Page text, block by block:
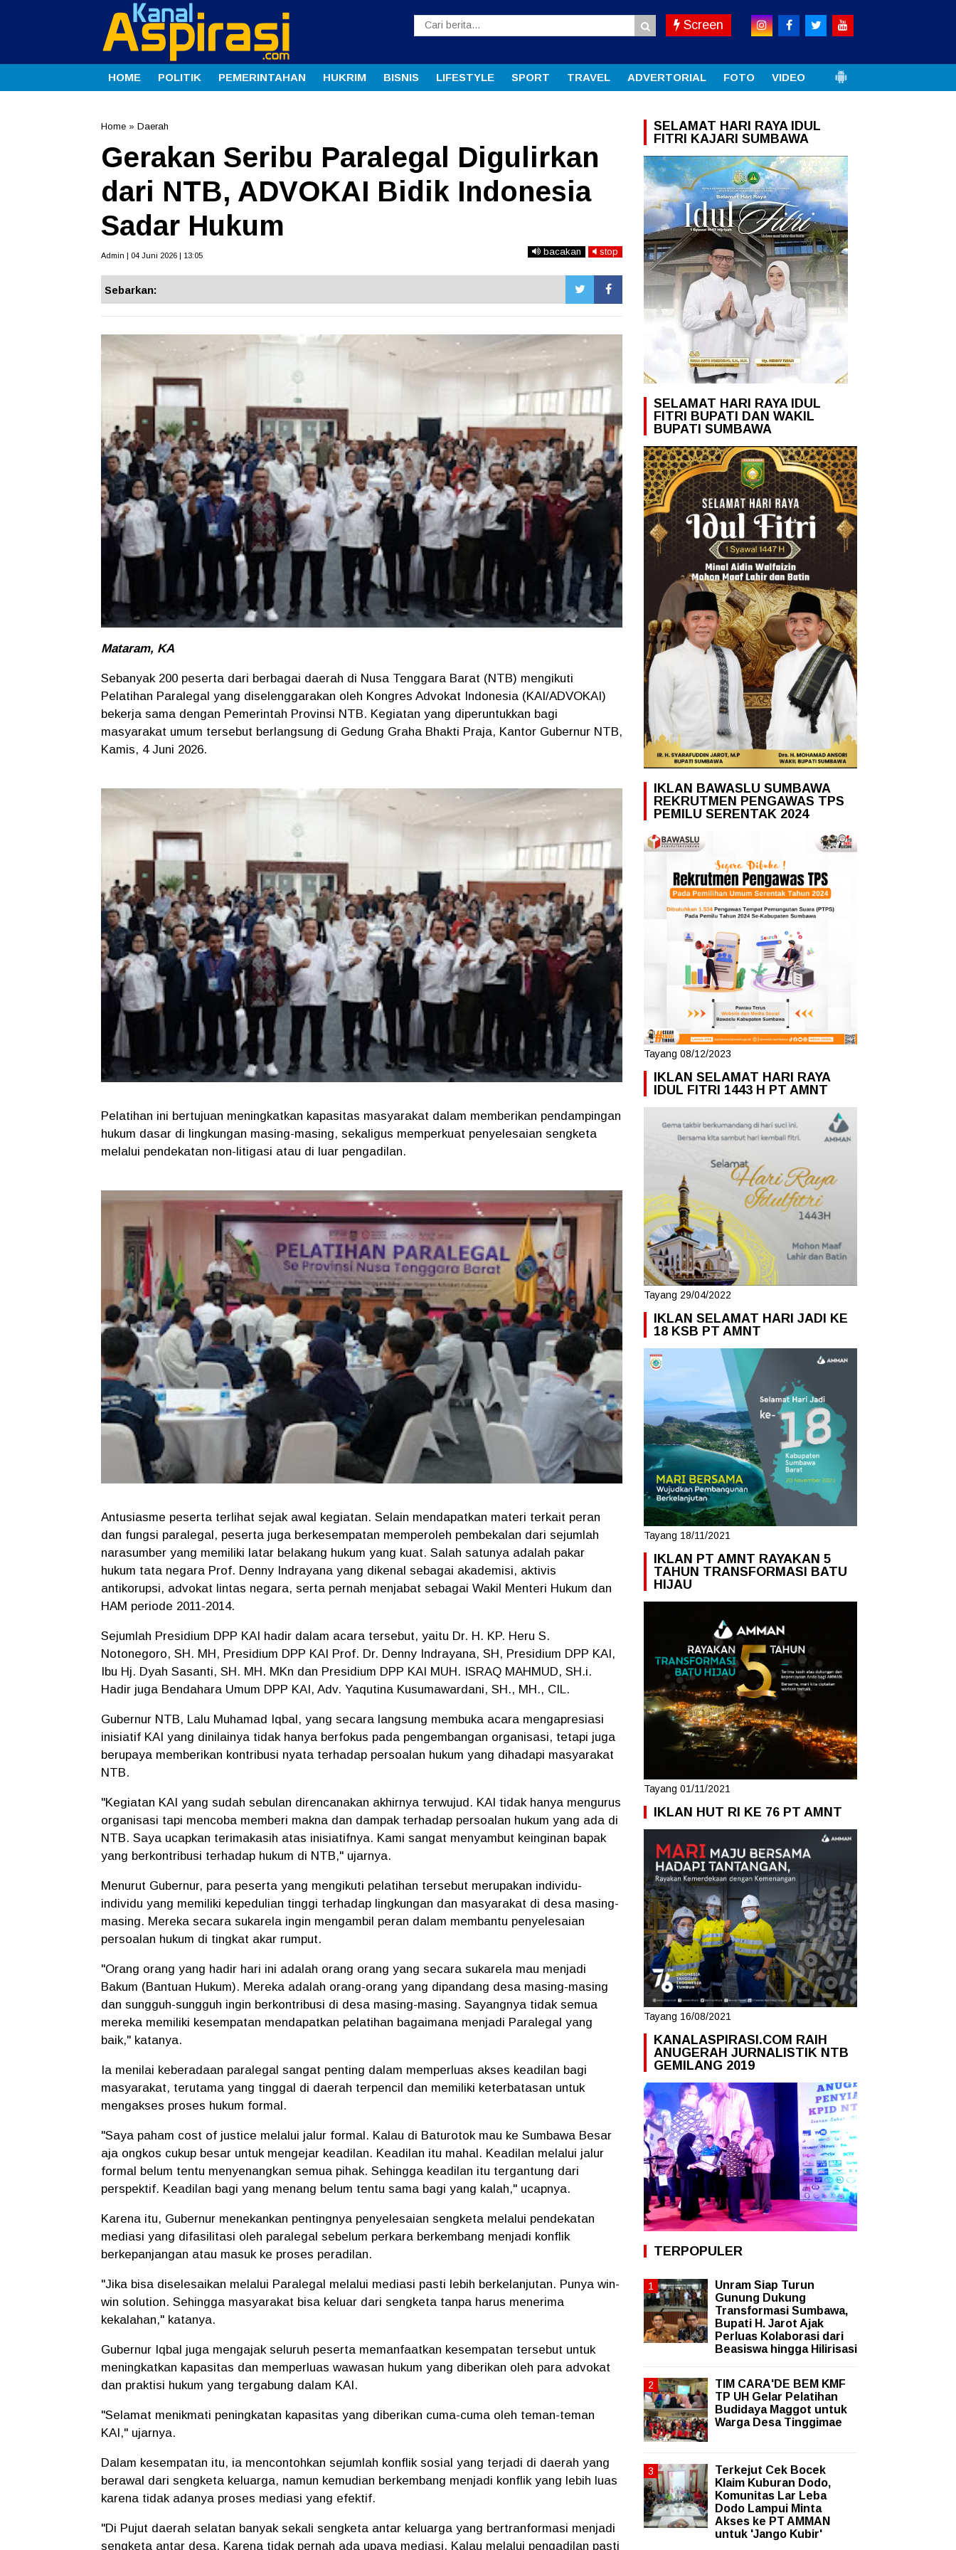
Screen
HOME POLITIK PEMERINTAHAN HUKRIM BISNIS LIFESTYLE SPORT TRAVEL ADVERTORIAL FOTO VIDEO
Home » Daerah
Gerakan Seribu Paralegal Digulirkan
dari NTB, ADVOKAI Bidik Indonesia
Sadar Hukum
Admin | 04 Juni 2026 | 13:05 bacakan stop
Sebarkan:
Mataram, KA
Sebanyak 200 peserta dari berbagai daerah di Nusa Tenggara Barat (NTB) mengikuti
Pelatihan Paralegal yang diselenggarakan oleh Kongres Advokat Indonesia (KAI/ADVOKAI)
bekerja sama dengan Pemerintah Provinsi NTB. Kegiatan yang diperuntukkan bagi
masyarakat umum tersebut berlangsung di Gedung Graha Bhakti Praja, Kantor Gubernur NTB,
Kamis, 4 Juni 2026.
Pelatihan ini bertujuan meningkatkan kapasitas masyarakat dalam memberikan pendampingan
hukum dasar di lingkungan masing-masing, sekaligus memperkuat penyelesaian sengketa
melalui pendekatan non-litigasi atau di luar pengadilan.
Antusiasme peserta terlihat sejak awal kegiatan. Selain mendapatkan materi terkait peran
dan fungsi paralegal, peserta juga berkesempatan memperoleh pembekalan dari sejumlah
narasumber yang memiliki latar belakang hukum yang kuat. Salah satunya adalah pakar
hukum tata negara Prof. Denny Indrayana yang dikenal sebagai akademisi, aktivis
antikorupsi, advokat lintas negara, serta pernah menjabat sebagai Wakil Menteri Hukum dan
HAM periode 2011-2014.
Sejumlah Presidium DPP KAI hadir dalam acara tersebut, yaitu Dr. H. KP. Heru S.
Notonegoro, SH. MH, Presidium DPP KAI Prof. Dr. Denny Indrayana, SH, Presidium DPP KAI,
Ibu Hj. Dyah Sasanti, SH. MH. MKn dan Presidium DPP KAI MUH. ISRAQ MAHMUD, SH.i.
Hadir juga Bendahara Umum DPP KAI, Adv. Yaqutina Kusumawardani, SH., MH., CIL.
Gubernur NTB, Lalu Muhamad Iqbal, yang secara langsung membuka acara mengapresiasi
inisiatif KAI yang dinilainya tidak hanya berfokus pada pengembangan organisasi, tetapi juga
berupaya memberikan kontribusi nyata terhadap persoalan hukum yang dihadapi masyarakat
NTB.
"Kegiatan KAI yang sudah sebulan direncanakan akhirnya terwujud. KAI tidak hanya mengurus
organisasi tapi mencoba memberi makna dan dampak terhadap persoalan hukum yang ada di
NTB. Saya ucapkan terimakasih atas inisiatifnya. Kami sangat menyambut keinginan bapak
yang berkontribusi terhadap hukum di NTB," ujarnya.
Menurut Gubernur, para peserta yang mengikuti pelatihan tersebut merupakan individu-
individu yang memiliki kepedulian tinggi terhadap lingkungan dan masyarakat di desa masing-
masing. Mereka secara sukarela ingin mengambil peran dalam membantu penyelesaian
persoalan hukum di tingkat akar rumput.
"Orang orang yang hadir hari ini adalah orang orang yang secara sukarela mau menjadi
Bakum (Bantuan Hukum). Mereka adalah orang-orang yang dipandang desa masing-masing
dan sungguh-sungguh ingin berkontribusi di desa masing-masing. Sayangnya tidak semua
mereka memiliki kesempatan mendapatkan pelatihan bagaimana menjadi Paralegal yang
baik," katanya.
Ia menilai keberadaan paralegal sangat penting dalam memperluas akses keadilan bagi
masyarakat, terutama yang tinggal di daerah terpencil dan memiliki keterbatasan untuk
mengakses proses hukum formal.
"Saya paham cost of justice melalui jalur formal. Kalau di Baturotok mau ke Sumbawa Besar
aja ongkos cukup besar untuk mengejar keadilan. Keadilan itu mahal. Keadilan melalui jalur
formal belum tentu menyenangkan semua pihak. Sehingga keadilan itu tergantung dari
perspektif. Keadilan bagi yang menang belum tentu sama bagi yang kalah," ucapnya.
Karena itu, Gubernur menekankan pentingnya penyelesaian sengketa melalui pendekatan
mediasi yang difasilitasi oleh paralegal sebelum perkara berkembang menjadi konflik
berkepanjangan atau masuk ke proses peradilan.
"Jika bisa diselesaikan melalui Paralegal melalui mediasi pasti lebih berkelanjutan. Punya win-
win solution. Sehingga masyarakat bisa keluar dari sengketa tanpa harus menerima
kekalahan," katanya.
Gubernur Iqbal juga mengajak seluruh peserta memanfaatkan kesempatan tersebut untuk
meningkatkan kapasitas dan memperluas wawasan hukum yang diberikan oleh para advokat
dan praktisi hukum yang tergabung dalam KAI.
"Selamat menikmati peningkatan kapasitas yang diberikan cuma-cuma oleh teman-teman
KAI," ujarnya.
Dalam kesempatan itu, ia mencontohkan sejumlah konflik sosial yang terjadi di daerah yang
berawal dari sengketa keluarga, namun kemudian berkembang menjadi konflik yang lebih luas
karena tidak adanya proses mediasi yang efektif.
"Di Pujut daerah selatan banyak sekali sengketa antar keluarga yang bertranformasi menjadi
sengketa antar desa. Karena tidak pernah ada upaya mediasi. Kalau melalui pengadilan pasti
SELAMAT HARI RAYA IDUL
FITRI KAJARI SUMBAWA
SELAMAT HARI RAYA IDUL
FITRI BUPATI DAN WAKIL
BUPATI SUMBAWA
IKLAN BAWASLU SUMBAWA
REKRUTMEN PENGAWAS TPS
PEMILU SERENTAK 2024
Tayang 08/12/2023
IKLAN SELAMAT HARI RAYA
IDUL FITRI 1443 H PT AMNT
Tayang 29/04/2022
IKLAN SELAMAT HARI JADI KE
18 KSB PT AMNT
Tayang 18/11/2021
IKLAN PT AMNT RAYAKAN 5
TAHUN TRANSFORMASI BATU
HIJAU
Tayang 01/11/2021
IKLAN HUT RI KE 76 PT AMNT
Tayang 16/08/2021
KANALASPIRASI.COM RAIH
ANUGERAH JURNALISTIK NTB
GEMILANG 2019
TERPOPULER
Unram Siap Turun
Gunung Dukung
Transformasi Sumbawa,
Bupati H. Jarot Ajak
Perluas Kolaborasi dari
Beasiswa hingga Hilirisasi
TIM CARA'DE BEM KMF
TP UH Gelar Pelatihan
Budidaya Maggot untuk
Warga Desa Tinggimae
Terkejut Cek Bocek
Klaim Kuburan Dodo,
Komunitas Lar Leba
Dodo Lampui Minta
Akses ke PT AMMAN
untuk 'Jango Kubir'